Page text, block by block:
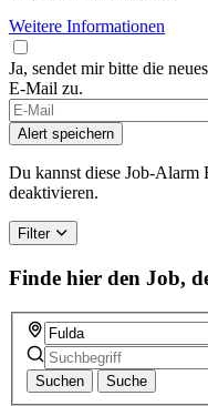
Weitere Informationen
Ja, sendet mir bitte die
E-Mail zu.
Alert speichern
Du kannst diese Job-Alarm
deaktivieren.
Filter
Finde hier den Job,
Suchen Suche